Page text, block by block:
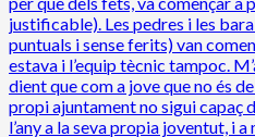
justificable). Les pedres i les
puntuals i sense ferits) van
estava i l’equip tècnic tampoc.
dient que com a jove que no és
propi ajuntament no sigui capaç
l’any a la seva propia joventut, i